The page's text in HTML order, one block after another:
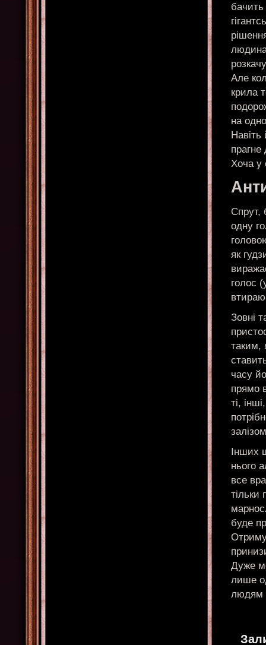
людина
Але
крила
на
Хоча у
Спрут,
одну
як
голос
Зовні
таким,
часу
прямо
ті,
Інших
нього
все
тільки
буде
Дуже
лише
людям